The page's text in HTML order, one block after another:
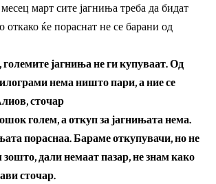
март сите јагниња треба да бидат
откако ќе пораснат не се барани од
јагниња не ги купуваат. Од
нема ништо пари, а ние се
сточар
голем, а откуп за јагнињата нема.
пораснаа. Бараме откупувачи, но не
зошто, дали немаат пазар, не знам како
сточар.